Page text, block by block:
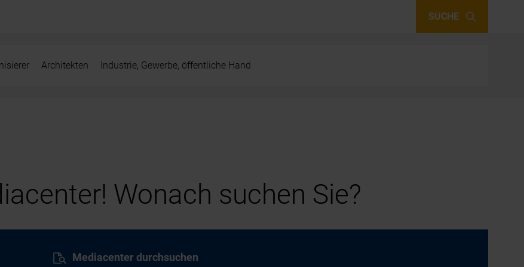
SUCHE
Architekten Industrie, Gewerbe, öffentliche Hand
Wonach suchen Sie?
Mediacenter durchsuchen